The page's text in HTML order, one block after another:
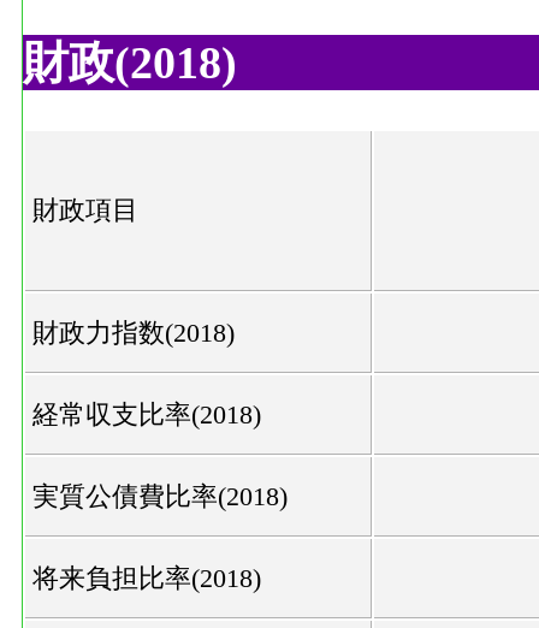
財政(2018)
財政項目
財政力指数(2018)
経常収支比率(2018)
実質公債費比率(2018)
将来負担比率(2018)